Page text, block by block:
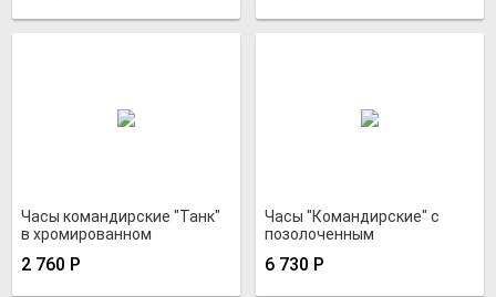
Часы командирские "Танк"
в хромированном
2 760 Р
Часы "Командирские" с
позолоченным
циферблатом в
6 730 Р